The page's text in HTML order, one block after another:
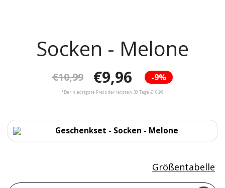
Socken - Melone
-9%
€10,99 €9,96
*Der niedrigste Preis der letzten 30 Tage €10,99
Geschenkset - Socken - Melone
Größentabelle